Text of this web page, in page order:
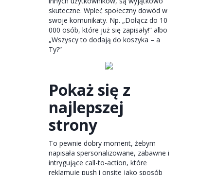
skuteczne. Wpleć społeczny dowód w
swoje komunikaty. Np. „Dołącz do 10
000 osób, które już się zapisały!” albo
„Wszyscy to dodają do koszyka – a
Ty?”
Pokaż się z
najlepszej
strony
To pewnie dobry moment, żebym
napisała spersonalizowane, zabawne i
intrygujące call-to-action, które
reklamuje push i onsite jako sposób